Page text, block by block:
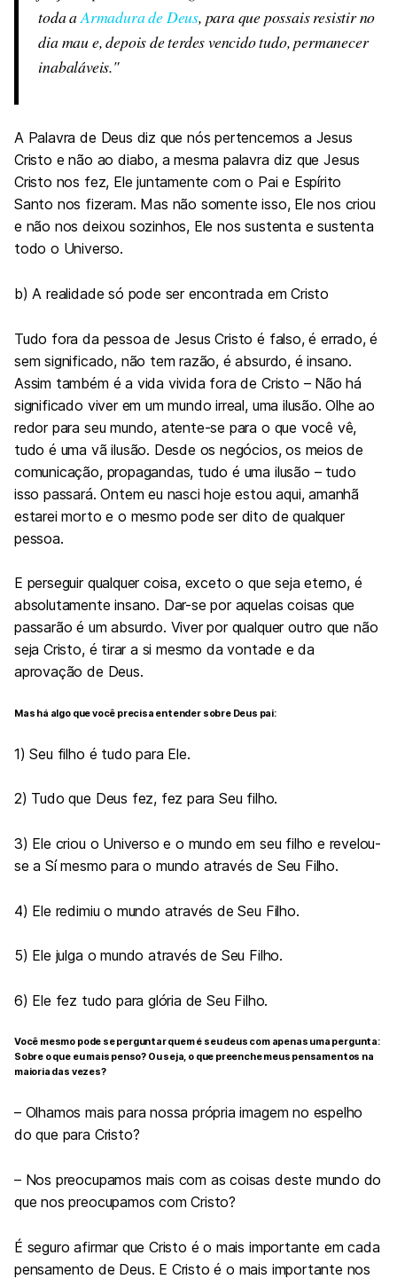
toda aArmadura de Deus, para que possais resistir no
dia mau e, depois de terdes vencido tudo, permanecer
inabaláveis.
A Palavra de Deus diz que nós pertencemos a Jesus
Cristo e não ao diabo, a mesma palavra diz que Jesus
Cristo nos fez, Ele juntamente com o Pai e Espírito
Santo nos fizeram. Mas não somente isso, Ele nos criou
e não nos deixou sozinhos, Ele nos sustenta e sustenta
todo o Universo.
b) A realidade só pode ser encontrada em Cristo
Tudo fora da pessoa de Jesus Cristo é falso, é errado, é
sem significado, não tem razão, é absurdo, é insano.
Assim também é a vida vivida fora de Cristo – Não há
significado viver em um mundo irreal, uma ilusão. Olhe ao
redor para seu mundo, atente-se para o que você vê,
tudo é uma vã ilusão. Desde os negócios, os meios de
comunicação, propagandas, tudo é uma ilusão – tudo
isso passará. Ontem eu nasci hoje estou aqui, amanhã
estarei morto e o mesmo pode ser dito de qualquer
pessoa.
E perseguir qualquer coisa, exceto o que seja eterno, é
absolutamente insano. Dar-se por aquelas coisas que
passarão é um absurdo. Viver por qualquer outro que não
seja Cristo, é tirar a si mesmo da vontade e da
aprovação de Deus.
Mas há algo que você precisa entender sobre Deus pai:
1) Seu filho é tudo para Ele.
2) Tudo que Deus fez, fez para Seu filho.
3) Ele criou o Universo e o mundo em seu filho e revelou-
se a Sí mesmo para o mundo através de Seu Filho.
4) Ele redimiu o mundo através de Seu Filho.
5) Ele julga o mundo através de Seu Filho.
6) Ele fez tudo para glória de Seu Filho.
Você mesmo pode se perguntar quem é seu deus com apenas uma pergunta:
Sobre o que eu mais penso? Ou seja, o que preenche meus pensamentos na
maioria das vezes?
– Olhamos mais para nossa própria imagem no espelho
do que para Cristo?
– Nos preocupamos mais com as coisas deste mundo do
que nos preocupamos com Cristo?
É seguro afirmar que Cristo é o mais importante em cada
pensamento de Deus. E Cristo é o mais importante nos